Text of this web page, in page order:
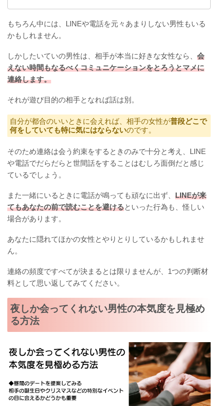
もちろん中には、LINEや電話を元々あまりしない男性もいる
かもしれません。
しかしたいていの男性は、相手が本当に好きな女性なら、 会
えない時間もなるべくコミュニケーションをとろうとマメに
連絡します。
それが遊び目的の相手となれば話は別。
自分が都合のいいときに会えれば、相手の女性が普段どこで
何をしていても特に気にはならないのです。
そのため連絡は会う約束をするときのみで十分と考え、LINE
や電話でだらだらと世間話をすることはむしろ面倒だと感じ
ているでしょう。
また一緒にいるときに電話が鳴っても頑なに出ず、 LINEが来
てもあなたの前で読むことを避けるといった行為も、怪しい
場合があります。
あなたに隠れてほかの女性とやりとりしているかもしれませ
ん。
連絡の頻度ですべてが決まるとは限りませんが、1つの判断材
料として思い返してみてください。
夜しか会ってくれない男性の本気度を見極め
る方法